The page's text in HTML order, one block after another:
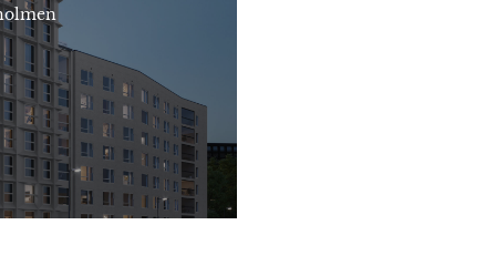
på 15 våningar.
fönster erbjuder utsikt
innergård.